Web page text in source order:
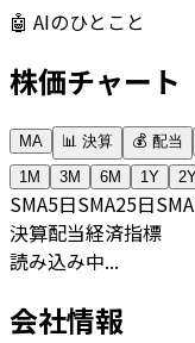
🤖 AIのひとこと
株価チャート
MA 📊 決算 💰 配当
1M
3M 6M 1Y
SMA5日SMA25日SMA
決算配当経済指標
読み込み中...
会社情報